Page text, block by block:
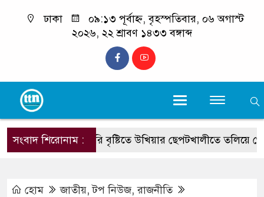
ঢাকা
০৯:১৩ পূর্বাহ্ন, বৃহস্পতিবার, ০৬ অগাস্ট
২০২৬, ২২ শ্রাবণ ১৪৩৩ বঙ্গাব্দ
সংবাদ শিরোনাম :ভারি বৃষ্টিতে উখিয়ার ছেপটখালীতে তলিয়ে গেল
হোম জাতীয়,টপ নিউজ,রাজনীতি